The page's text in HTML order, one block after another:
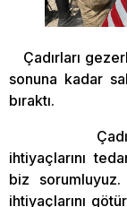
Çadırları
sonuna kadar
bıraktı.
Çadır
ihtiyaçlarını
biz sorumluyuz.
ihtiyaçlarını